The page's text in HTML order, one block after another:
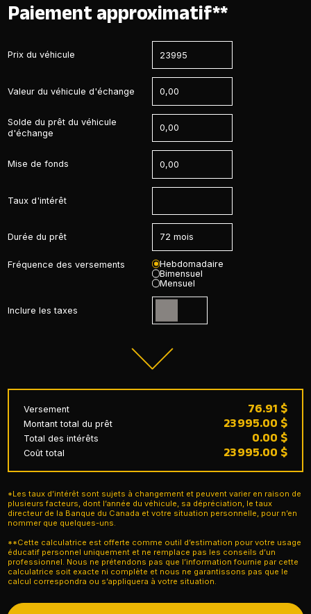
Paiement approximatif**
Prix du véhicule
Valeur du véhicule d'échange
Solde du prêt du véhicule
d'échange
Mise de fonds
Taux d'intérêt
Durée du prêt
Fréquence des versements
Hebdomadaire
Bimensuel
Mensuel
Inclure les taxes
Versement 76.91 $
Montant total du prêt 23 995.00 $
Total des intérêts 0.00 $
Coût total 23 995.00 $